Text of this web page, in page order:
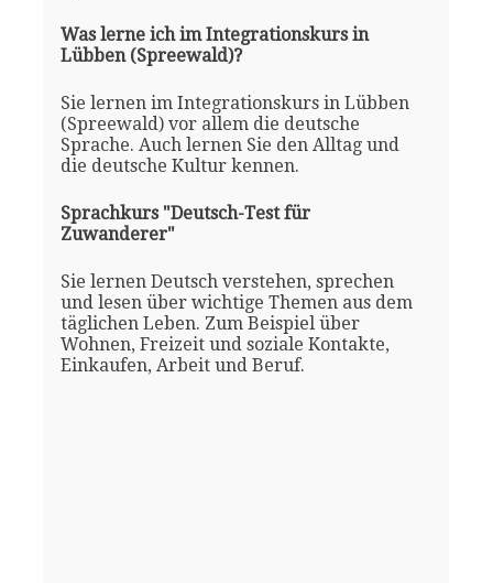
Was lerne ich im Integrationskurs in
Lübben (Spreewald)?
Sie lernen im Integrationskurs in Lübben
(Spreewald) vor allem die deutsche
Sprache. Auch lernen Sie den Alltag und
die deutsche Kultur kennen.
Sprachkurs "Deutsch-Test für
Zuwanderer"
Sie lernen Deutsch verstehen, sprechen
und lesen über wichtige Themen aus dem
täglichen Leben. Zum Beispiel über
Wohnen, Freizeit und soziale Kontakte,
Einkaufen, Arbeit und Beruf.